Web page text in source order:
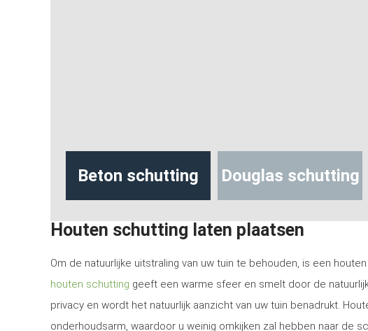
Beton schutting Douglas schutting
Houten schutting laten plaatsen
Om de natuurlijke uitstraling van uw tuin te behouden, is een
houten schutting geeft een warme sfeer en smelt door de
privacy en wordt het natuurlijk aanzicht van uw tuin benadrukt.
onderhoudsarm, waardoor u weinig omkijken zal hebben naar de